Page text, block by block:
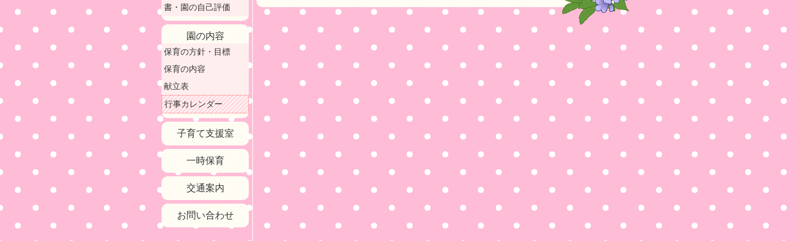
書・園の自己評価
園の内容
保育の方針・目標
保育の内容
献立表
行事カレンダー
子育て支援室
一時保育
交通案内
お問い合わせ